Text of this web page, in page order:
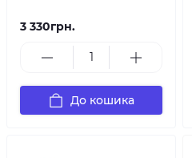
3 330грн.
До кошика